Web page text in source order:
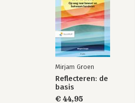
Haar passie is om mensen meer rust en
ruimte te laten ervaren door het
creëren van overzicht en inzicht.
‘Mensen die uit balans zijn, ervaren het
leven vaak als een grote chaos en als ik
ze dan kan helpen daar orde in te
scheppen, zie ik hoe ze opleven en
mentaal sterker worden. Ik leer
mensen hoe zij kunnen leren van hun
ervaringen en hoe zij zelf weer grip
Mirjam Groen
Reflecteren: de
basis
€ 44,95